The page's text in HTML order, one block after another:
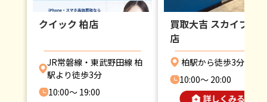
クイック 柏店
JR常磐線・東武野田線 柏
駅より徒歩3分
10:00〜 19:00
買取大吉 スカイプラ
店
柏駅から徒歩3分
10:00〜 20:00